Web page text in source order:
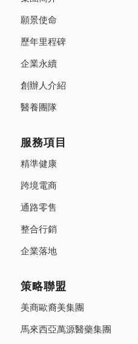
願景使命
歷年里程碑
企業永續
創辦人介紹
醫養團隊
服務項目
精準健康
跨境電商
通路零售
整合行銷
企業落地
策略聯盟
美商歐裔美集團
馬來西亞萬源醫藥集團